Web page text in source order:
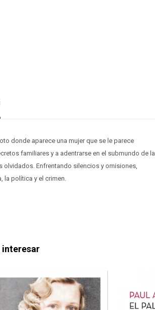
donde aparece una mujer que se le parece
familiares y a adentrarse en el submundo de la
olvidados. Enfrentando silencios y omisiones,
la política y el crimen.
interesar